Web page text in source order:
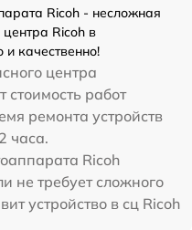
Ricoh - несложная
Ricoh в
качественно!
центра
стоимость работ
ремонта устройств
часа.
Ricoh
не требует сложного
устройство в сц Ricoh